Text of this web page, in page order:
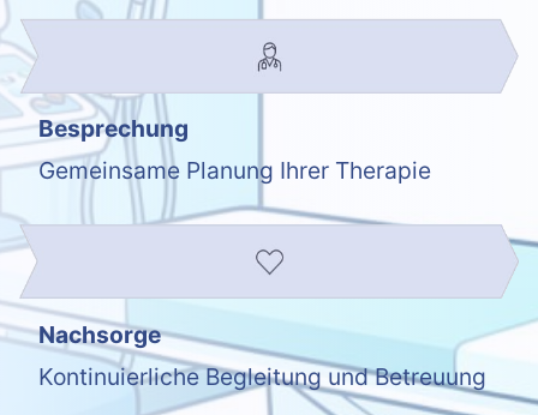
Besprechung
Gemeinsame Planung Ihrer Therapie
Nachsorge
Kontinuierliche Begleitung und Betreuung